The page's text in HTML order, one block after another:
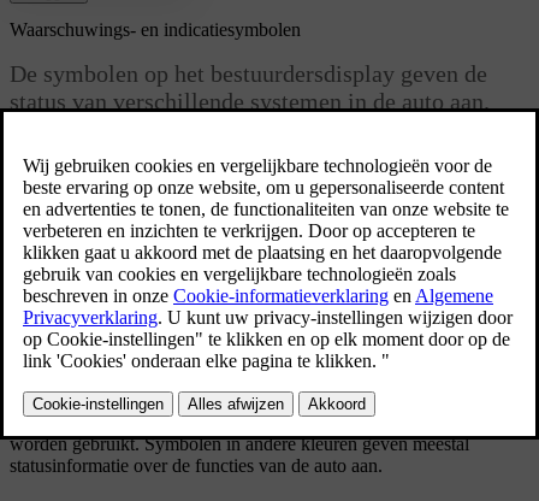
Bijgewerkt 30-03-2026
Waarschuwings- en indicatiesymbolen
De symbolen op het bestuurdersdisplay geven de
status van verschillende systemen in de auto aan.
is en goed werkt, en andere symbolen waarschuwen
voor belangrijke informatie of waargenomen
storingen.
Types en kleuren van symbolen
Sommige symbolen zijn waarschuwingen waarmee je meteen wat
moet doen, terwijl andere symbolen de huidige status van bepaalde
belangrijk het symbool is. Rode symbolen zijn het meest kritisch,
terwijl oranje symbolen voor minder dringende waarschuwingen
worden gebruikt. Symbolen in andere kleuren geven meestal
statusinformatie over de functies van de auto aan.